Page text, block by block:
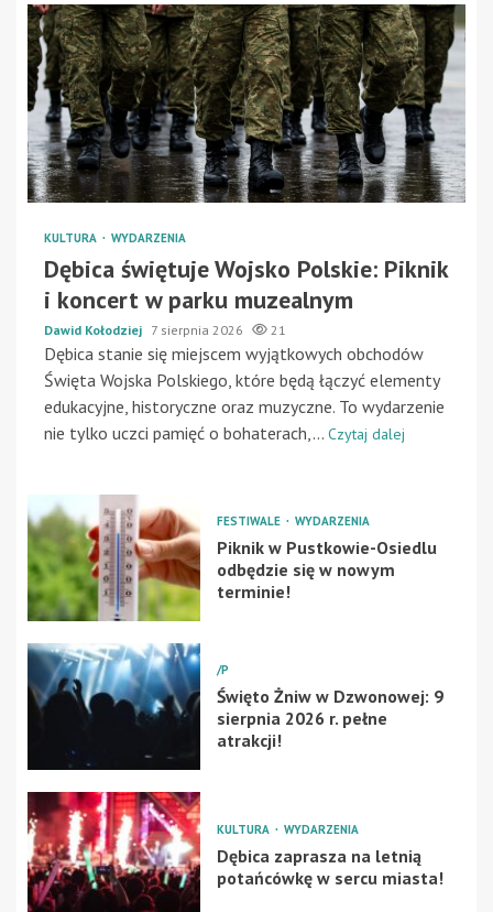
KULTURA WYDARZENIA
Dębica świętuje Wojsko Polskie: Piknik
i koncert w parku muzealnym
Dawid Kołodziej 7 sierpnia 2026 21
Dębica stanie się miejscem wyjątkowych obchodów
Święta Wojska Polskiego, które będą łączyć elementy
edukacyjne, historyczne oraz muzyczne. To wydarzenie
nie tylko uczci pamięć o bohaterach,... Czytaj dalej
FESTIWALE WYDARZENIA
Piknik w Pustkowie-Osiedlu
odbędzie się w nowym
terminie!
/P
Święto Żniw w Dzwonowej: 9
sierpnia 2026 r. pełne
atrakcji!
KULTURA WYDARZENIA
Dębica zaprasza na letnią
potańcówkę w sercu miasta!